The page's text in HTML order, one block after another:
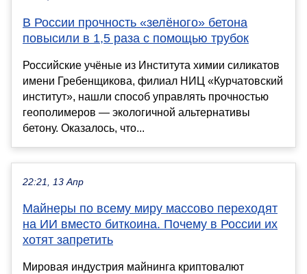
В России прочность «зелёного» бетона
повысили в 1,5 раза с помощью трубок
Российские учёные из Института химии силикатов
имени Гребенщикова, филиал НИЦ «Курчатовский
институт», нашли способ управлять прочностью
геополимеров — экологичной альтернативы
бетону. Оказалось, что...
22:21, 13 Апр
Майнеры по всему миру массово переходят
на ИИ вместо биткоина. Почему в России их
хотят запретить
Мировая индустрия майнинга криптовалют